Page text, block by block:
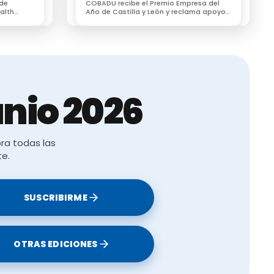
o sean
del
que la
más
sus
de
Bernis.
COBADU recibe el Premio Empresa del
Año de Castilla y León y reclama apoyo
futuro del medio rural
2026
todas las
SUSCRIBIRME
OTRAS EDICIONES